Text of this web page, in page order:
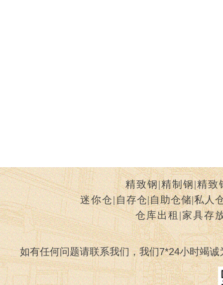
精致钢|精制钢|精致
迷你仓|自存仓|自助仓储|私人
仓库出租|家具存
如有任何问题请联系我们，我们7*24小时竭诚